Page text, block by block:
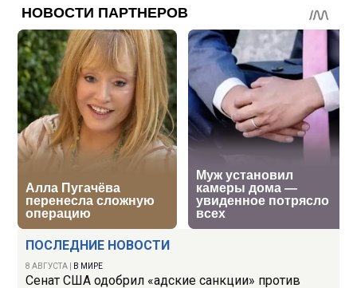
ПОСЛЕДНИЕ НОВОСТИ
8 АВГУСТА В МИРЕ
Сенат США одобрил «адские санкции» против